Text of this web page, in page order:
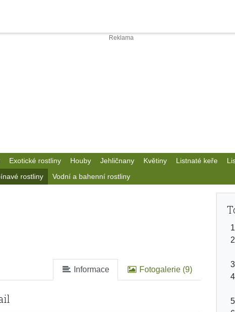
Exotické rostliny Houby Jehličnany Květiny Listnaté keře
rostliny Vodní a bahenní rostliny
Informace Fotogalerie (9)